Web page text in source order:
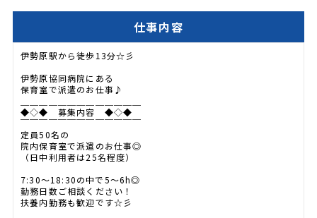
仕事内容
伊勢原駅から徒歩13分☆彡
伊勢原協同病院にある
保育室で派遣のお仕事♪
◆◇◆ 募集内容 ◆◇◆
￣￣￣￣￣￣￣￣￣￣￣￣￣
定員50名の
院内保育室で派遣のお仕事◎
（日中利用者は25名程度）
7:30～18:30の中で5～6h◎
勤務日数ご相談ください！
扶養内勤務も歓迎です☆彡